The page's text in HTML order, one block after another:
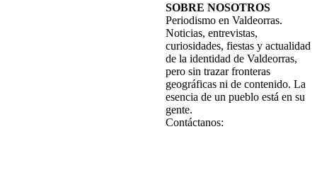
SOBRE NOSOTROS
Periodismo en Valdeorras.
Noticias, entrevistas,
curiosidades, fiestas y actualidad
de la identidad de Valdeorras,
pero sin trazar fronteras
geográficas ni de contenido. La
esencia de un pueblo está en su
gente.
Contáctanos: